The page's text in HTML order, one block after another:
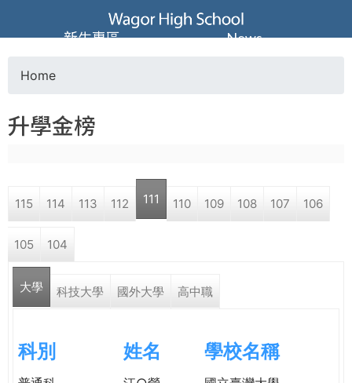
Jump to navigation
葳
格
高
學
o
a
r
e
e
Home
升學金榜
115 114 113 112 111 110 109 108 107 106
105 104
大學 科技大學 國外大學 高中職
科別 姓名 學校名稱
新生專區 News